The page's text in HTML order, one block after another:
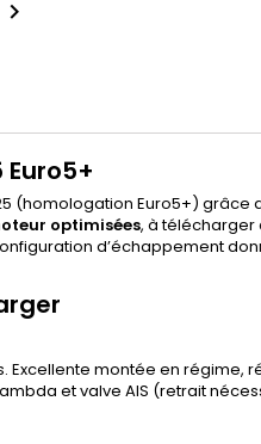

(homologation Euro5+) grâce
optimisées, à télécharger
d’échappement
montée en régime,
et valve AIS (retrait